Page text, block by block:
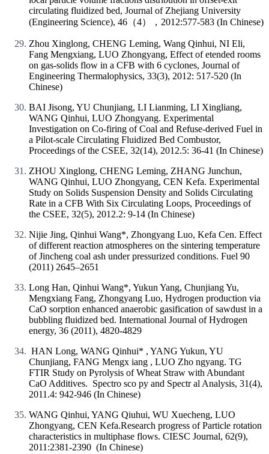
circulating fluidized bed, Journal of Zhejiang University
(Engineering Science), 46（4），2012:577-583 (In Chinese)
Zhou Xinglong, CHENG Leming, Wang Qinhui, NI Eli,
Fang Mengxiang, LUO Zhongyang, Effect of etended rooms
on gas-solids flow in a CFB with 6 cyclones, Journal of
Engineering Thermalophysics, 33(3), 2012: 517-520 (In
Chinese)
BAI Jisong, YU Chunjiang, LI Lianming, LI Xingliang,
WANG Qinhui, LUO Zhongyang. Experimental
Investigation on Co-firing of Coal and Refuse-derived Fuel in
a Pilot-scale Circulating Fluidized Bed Combustor,
Proceedings of the CSEE, 32(14), 2012.5: 36-41 (In Chinese)
ZHOU Xinglong, CHENG Leming, ZHANG Junchun,
WANG Qinhui, LUO Zhongyang, CEN Kefa. Experimental
Study on Solids Suspension Density and Solids Circulating
Rate in a CFB With Six Circulating Loops, Proceedings of
the CSEE, 32(5), 2012.2: 9-14 (In Chinese)
Nijie Jing, Qinhui Wang*, Zhongyang Luo, Kefa Cen. Effect
of different reaction atmospheres on the sintering temperature
of Jincheng coal ash under pressurized conditions. Fuel 90
(2011) 2645–2651
Long Han, Qinhui Wang*, Yukun Yang, Chunjiang Yu,
Mengxiang Fang, Zhongyang Luo, Hydrogen production via
CaO sorption enhanced anaerobic gasification of sawdust in a
bubbling fluidized bed. International Journal of Hydrogen
energy, 36 (2011), 4820-4829
HAN Long, WANG Qinhui* , YANG Yukun, YU
Chunjiang, FANG Mengx iang , LUO Zho ngyang. TG
FTIR Study on Pyrolysis of Wheat Straw with Abundant
CaO Additives. Spectro sco py and Spectr al Analysis, 31(4),
2011.4: 942-946 (In Chinese)
WANG Qinhui, YANG Qiuhui, WU Xuecheng, LUO
Zhongyang, CEN Kefa.Research progress of Particle rotation
characteristics in multiphase flows. CIESC Journal, 62(9),
2011:2381-2390 (In Chinese)